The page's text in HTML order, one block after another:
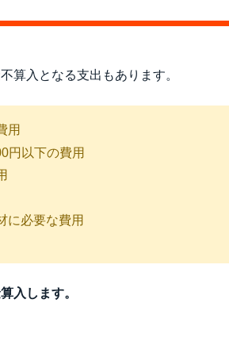
算入となる支出もあります。
用
円以下の費用
に必要な費用
入します。